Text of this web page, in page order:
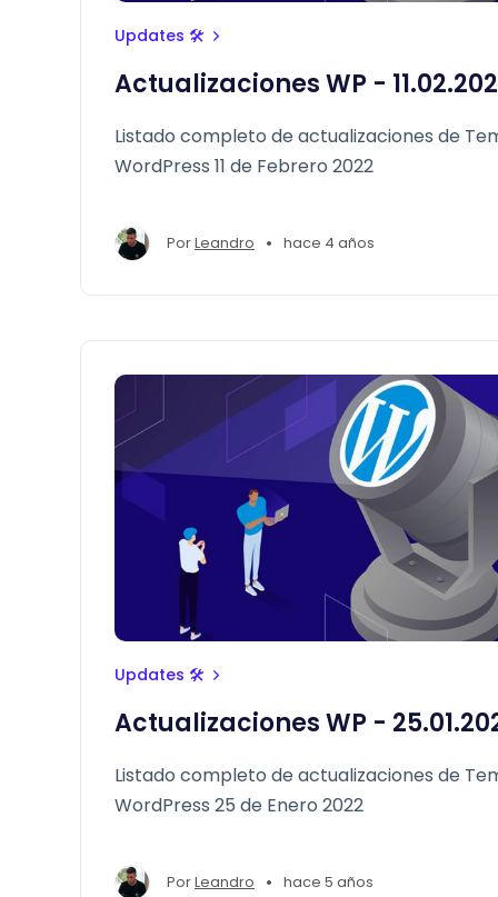
Updates 🛠
Actualizaciones WP -
Listado completo de actualizaciones de
WordPress 11 de Febrero 2022
PorLeandro • hace 4 años
Updates 🛠
Actualizaciones WP -
Listado completo de actualizaciones de
WordPress 25 de Enero 2022
PorLeandro • hace 5 años